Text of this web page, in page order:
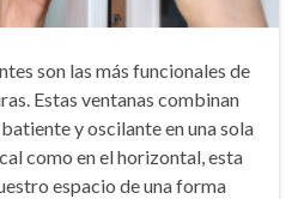
son las más funcionales de
Estas ventanas combinan
y oscilante en una sola
como en el horizontal, esta
espacio de una forma